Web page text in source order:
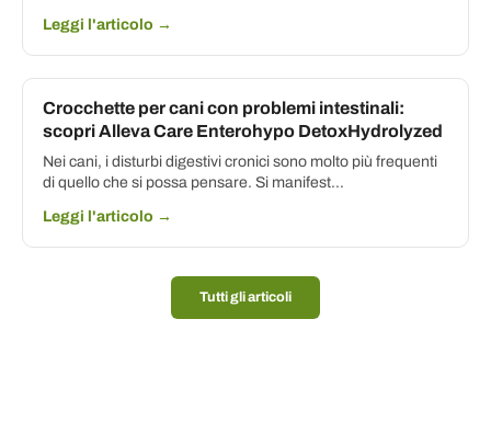
Leggi l'articolo →
Crocchette per cani con problemi intestinali:
scopri Alleva Care Enterohypo DetoxHydrolyzed
Nei cani, i disturbi digestivi cronici sono molto più frequenti
di quello che si possa pensare. Si manifest...
Leggi l'articolo →
Tutti gli articoli